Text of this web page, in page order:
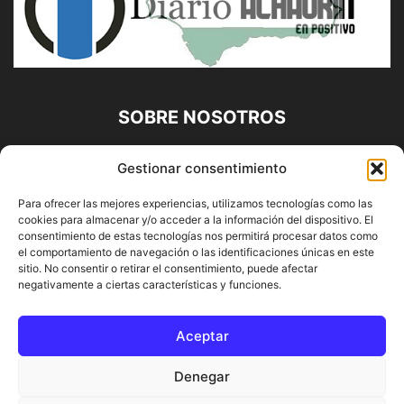
Gestionar consentimiento
Para ofrecer las mejores experiencias, utilizamos tecnologías como las
cookies para almacenar y/o acceder a la información del dispositivo. El
consentimiento de estas tecnologías nos permitirá procesar datos como
el comportamiento de navegación o las identificaciones únicas en este
sitio. No consentir o retirar el consentimiento, puede afectar
negativamente a ciertas características y funciones.
Aceptar
Denegar
SOBRE NOSOTROS
Diario Alhaurín (www.alhaurindelatorre.com) Propiedad de
Francisco E. López López | 639 95 71 95 | Noticias de
Alhaurín de la Torre, Málaga y Provincia|
Contáctanos:info@alhaurindelatorre.com
SÍGUENOS